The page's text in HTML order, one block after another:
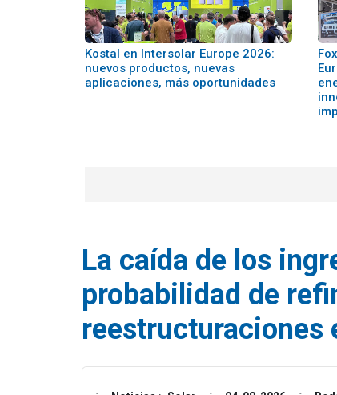
Kostal en Intersolar Europe 2026:
nuevos productos, nuevas
aplicaciones, más oportunidades
La caída de los
probabilidad de
reestructuraciones